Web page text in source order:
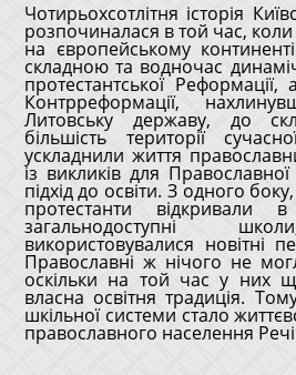
Чотирьохсотлітня історія
розпочиналася в той час, коли
на європейському
складною та водночас
протестантської Реформації,
Контрреформації,
Литовську державу, до
більшість території
ускладнили життя
із викликів для
підхід до освіти. З одного
протестанти відкривали
загальнодоступні
використовувалися новітні
Православні ж нічого не
оскільки на той час у них
власна освітня традиція.
шкільної системи стало
православного населення